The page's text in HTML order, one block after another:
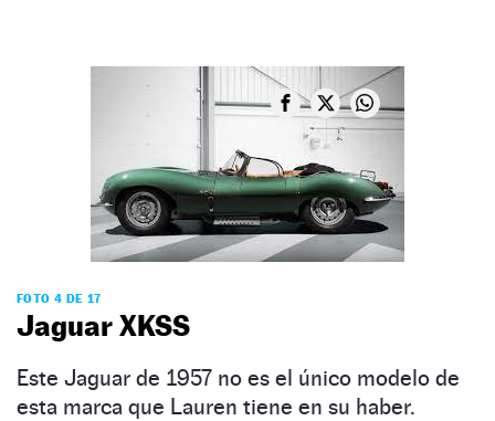
FOTO 4 DE 17
Jaguar XKSS
Este Jaguar de 1957 no es el único modelo de
esta marca que Lauren tiene en su haber.